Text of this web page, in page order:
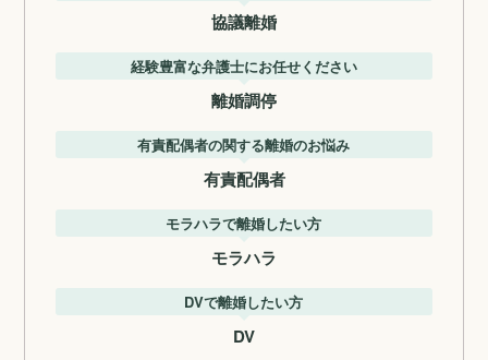
協議離婚
経験豊富な弁護士にお任せください
離婚調停
有責配偶者の関する離婚のお悩み
有責配偶者
モラハラで離婚したい方
モラハラ
DVで離婚したい方
DV